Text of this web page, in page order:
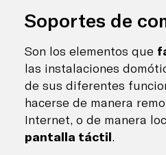
Soportes de
Son los elementos que
las instalaciones
de sus diferentes
hacerse de manera
Internet, o de manera
pantalla táctil.